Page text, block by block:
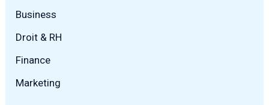
Business
Droit & RH
Finance
Marketing